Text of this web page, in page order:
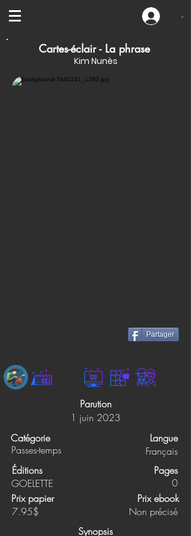
-
Cartes-éclair - La phrase
Kim Nunès
Partager
Parution
1 juin 2023
Catégorie
Passes-temps
Langue
Français
Éditions
GOELETTE
Pages
0
Prix papier
Prix ebook
7.95$
Non précisé
Synopsis